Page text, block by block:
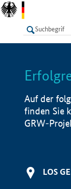
LISTE
Auf der
finden Sie
GRW-
LOS